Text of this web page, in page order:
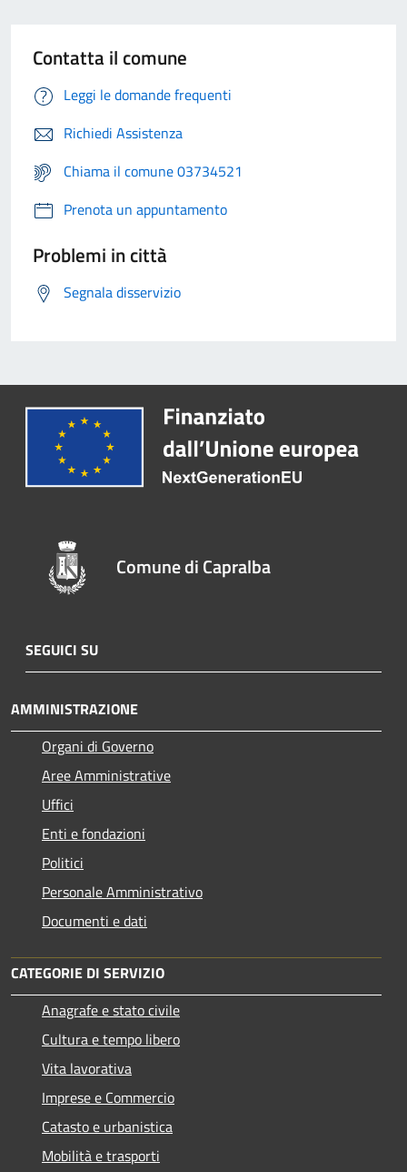
Contatta il comune
Leggi le domande frequenti
Richiedi Assistenza
Chiama il comune 03734521
Prenota un appuntamento
Problemi in città
Segnala disservizio
Comune di Capralba
SEGUICI SU
AMMINISTRAZIONE
Organi di Governo
Aree Amministrative
Uffici
Enti e fondazioni
Politici
Personale Amministrativo
Documenti e dati
CATEGORIE DI SERVIZIO
Anagrafe e stato civile
Cultura e tempo libero
Vita lavorativa
Imprese e Commercio
Catasto e urbanistica
Mobilità e trasporti